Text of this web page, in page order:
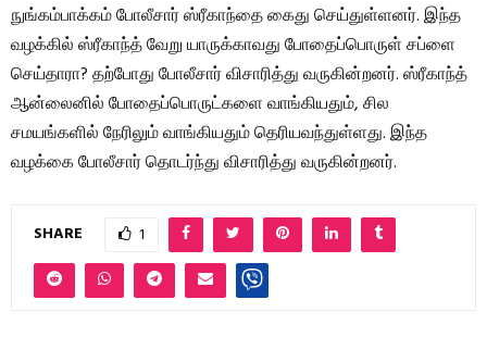
நுங்கம்பாக்கம் போலீசார் ஸ்ரீகாந்தை கைது செய்துள்ளனர். இந்த
வழக்கில் ஸ்ரீகாந்த் வேறு யாருக்காவது போதைப்பொருள் சப்ளை
செய்தாரா? தற்போது போலீசார் விசாரித்து வருகின்றனர். ஸ்ரீகாந்த்
ஆன்லைனில் போதைப்பொருட்களை வாங்கியதும், சில
சமயங்களில் நேரிலும் வாங்கியதும் தெரியவந்துள்ளது. இந்த
வழக்கை போலீசார் தொடர்ந்து விசாரித்து வருகின்றனர்.
SHARE 1